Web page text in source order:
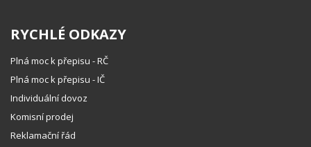
RYCHLÉ ODKAZY
Plná moc k přepisu - RČ
Plná moc k přepisu - IČ
Individuální dovoz
Komisní prodej
Reklamační řád